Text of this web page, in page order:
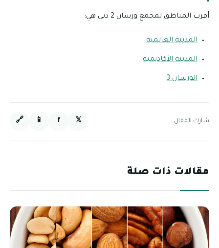
أقرب المناطق لمجمع ورسان 2 دبي هي:
المدينة العالمية
المدينة الأكاديمية
الورسان 3
شارك المقال: 𝕏
f
📱
🔗
مقالات ذات صلة